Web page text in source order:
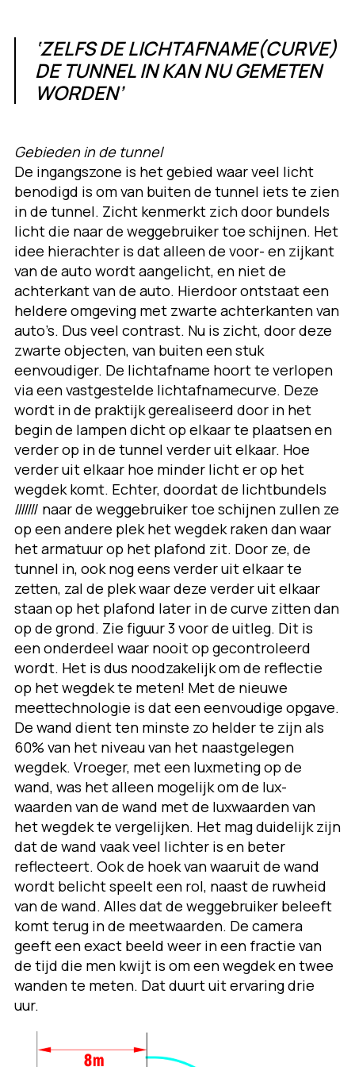
‘ZELFS DE LICHTAFNAME(CURVE)
DE TUNNEL IN KAN NU GEMETEN
WORDEN’
Gebieden in de tunnel
De ingangszone is het gebied waar veel licht
benodigd is om van buiten de tunnel iets te zien
in de tunnel. Zicht kenmerkt zich door bundels
licht die naar de weggebruiker toe schijnen. Het
idee hierachter is dat alleen de voor- en zijkant
van de auto wordt aangelicht, en niet de
achterkant van de auto. Hierdoor ontstaat een
heldere omgeving met zwarte achterkanten van
auto’s. Dus veel contrast. Nu is zicht, door deze
zwarte objecten, van buiten een stuk
eenvoudiger. De lichtafname hoort te verlopen
via een vastgestelde lichtafnamecurve. Deze
wordt in de praktijk gerealiseerd door in het
begin de lampen dicht op elkaar te plaatsen en
verder op in de tunnel verder uit elkaar. Hoe
verder uit elkaar hoe minder licht er op het
wegdek komt. Echter, doordat de lichtbundels
/////// naar de weggebruiker toe schijnen zullen ze
op een andere plek het wegdek raken dan waar
het armatuur op het plafond zit. Door ze, de
tunnel in, ook nog eens verder uit elkaar te
zetten, zal de plek waar deze verder uit elkaar
staan op het plafond later in de curve zitten dan
op de grond. Zie figuur 3 voor de uitleg. Dit is
een onderdeel waar nooit op gecontroleerd
wordt. Het is dus noodzakelijk om de reflectie
op het wegdek te meten! Met de nieuwe
meettechnologie is dat een eenvoudige opgave.
De wand dient ten minste zo helder te zijn als
60% van het niveau van het naastgelegen
wegdek. Vroeger, met een luxmeting op de
wand, was het alleen mogelijk om de lux-
waarden van de wand met de luxwaarden van
het wegdek te vergelijken. Het mag duidelijk zijn
dat de wand vaak veel lichter is en beter
reflecteert. Ook de hoek van waaruit de wand
wordt belicht speelt een rol, naast de ruwheid
van de wand. Alles dat de weggebruiker beleeft
komt terug in de meetwaarden. De camera
geeft een exact beeld weer in een fractie van
de tijd die men kwijt is om een wegdek en twee
wanden te meten. Dat duurt uit ervaring drie
uur.